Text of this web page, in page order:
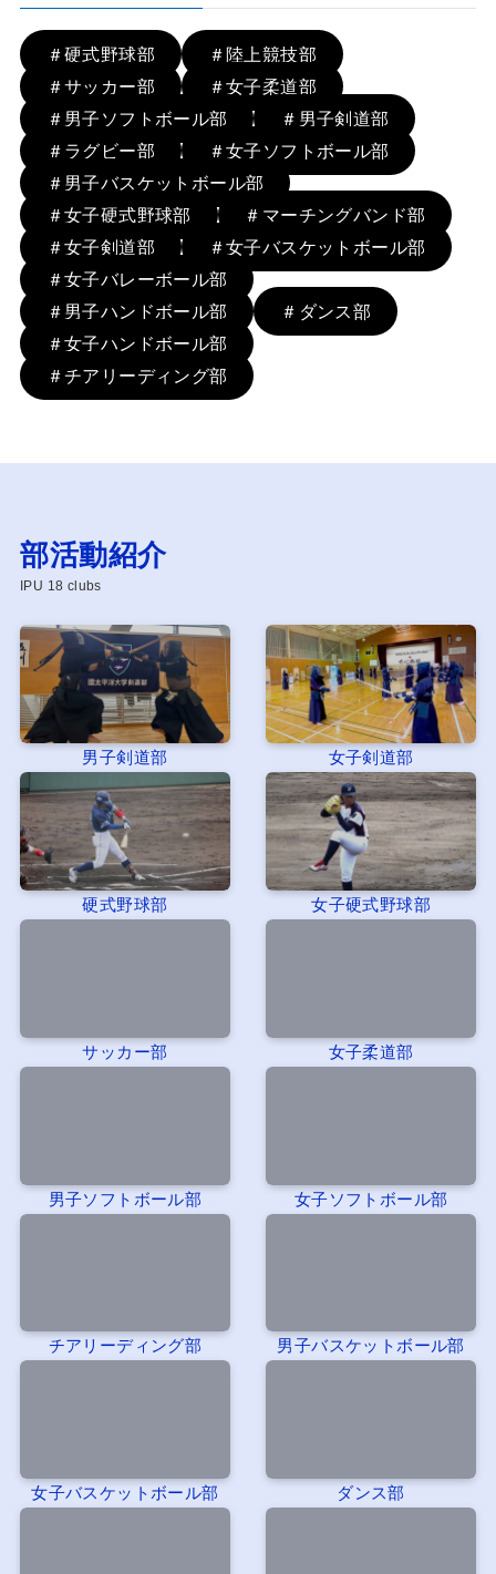
＃硬式野球部
＃陸上競技部
＃サッカー部
＃女子柔道部
＃男子ソフトボール部
＃男子剣道部
＃ラグビー部
＃女子ソフトボール部
＃男子バスケットボール部
＃女子硬式野球部
＃マーチングバンド部
＃女子剣道部
＃女子バスケットボール部
＃女子バレーボール部
＃男子ハンドボール部
＃ダンス部
＃女子ハンドボール部
＃チアリーディング部
部活動紹介
IPU 18 clubs
男子剣道部 女子剣道部
硬式野球部 女子硬式野球部
サッカー部 女子柔道部
男子ソフトボール部 女子ソフトボール部
チアリーディング部 男子バスケットボール部
女子バスケットボール部 ダンス部